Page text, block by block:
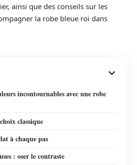
ainsi que des conseils sur les
la robe bleue roi dans
incontournables avec une robe
classique
à chaque pas
: oser le contraste